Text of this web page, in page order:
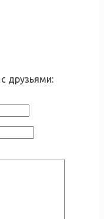
друзьями: